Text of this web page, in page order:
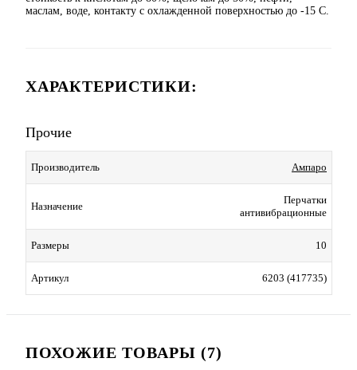
маслам, воде, контакту с охлажденной поверхностью до -15 С.
ХАРАКТЕРИСТИКИ:
Прочие
Производитель Ампаро
Назначение
Перчатки
антивибрационные
Размеры 10
Артикул 6203 (417735)
ПОХОЖИЕ ТОВАРЫ (7)